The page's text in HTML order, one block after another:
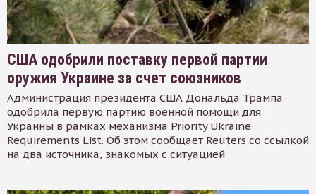
США одобрили поставку первой партии
оружия Украине за счет союзников
Администрация президента США Дональда Трампа
одобрила первую партию военной помощи для
Украины в рамках механизма Priority Ukraine
Requirements List. Об этом сообщает Reuters со ссылкой
на два источника, знакомых с ситуацией